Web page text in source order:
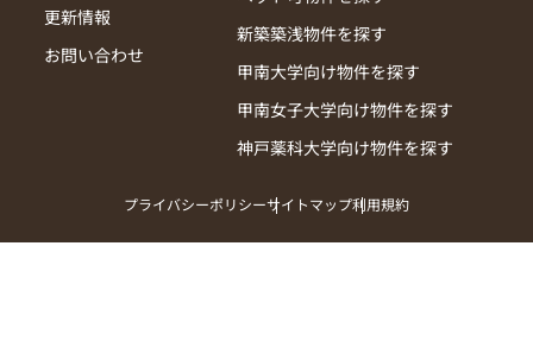
更新情報
お問い合わせ
新築築浅物件を探す
甲南大学向け物件を探す
甲南女子大学向け物件を探す
神戸薬科大学向け物件を探す
プライバシーポリシーサイトマップ利用規約